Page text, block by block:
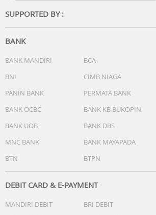
SUPPORTED BY :
BANK
BANK MANDIRI BCA
BNI
CIMB NIAGA
PANIN BANK
PERMATA BANK
BANK OCBC
BANK KB BUKOPIN
BANK UOB
BANK DBS
MNC BANK
BANK MAYAPADA
BTN
BTPN
DEBIT CARD & E-PAYMENT
MANDIRI DEBIT BRI DEBIT